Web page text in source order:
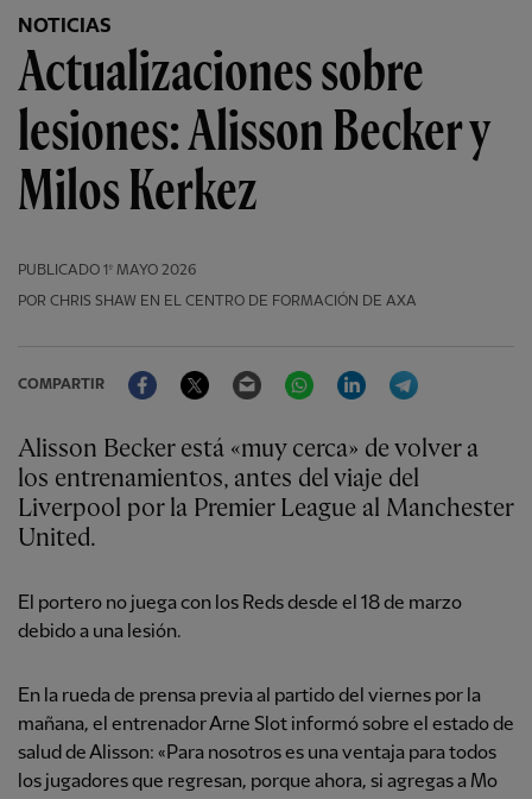
NOTICIAS
Actualizaciones sobre
lesiones: Alisson Becker y
Milos Kerkez
PUBLICADO 1º MAYO 2026
POR CHRIS SHAW EN EL CENTRO DE FORMACIÓN DE AXA
COMPARTIR
FacebookTwitter Email WhatsAppLinkedIn
Alisson Becker está «muy cerca» de volver a
los entrenamientos, antes del viaje del
Liverpool por la Premier League al Manchester
United.
El portero no juega con los Reds desde el 18 de marzo
debido a una lesión.
En la rueda de prensa previa al partido del viernes por la
mañana, el entrenador Arne Slot informó sobre el estado de
salud de Alisson: «Para nosotros es una ventaja para todos
los jugadores que regresan, porque ahora, si agregas a Mo